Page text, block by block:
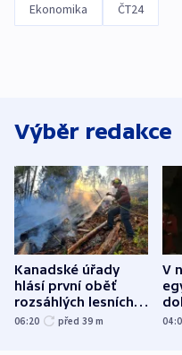
Ekonomika ČT24
Výběr redakce
Kanadské úřady
hlásí první oběť
rozsáhlých lesních
požárů
06:20 před 39 m
V